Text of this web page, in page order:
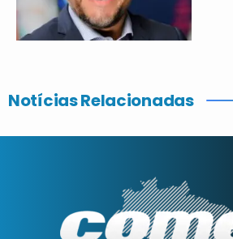
Notícias Relacionadas